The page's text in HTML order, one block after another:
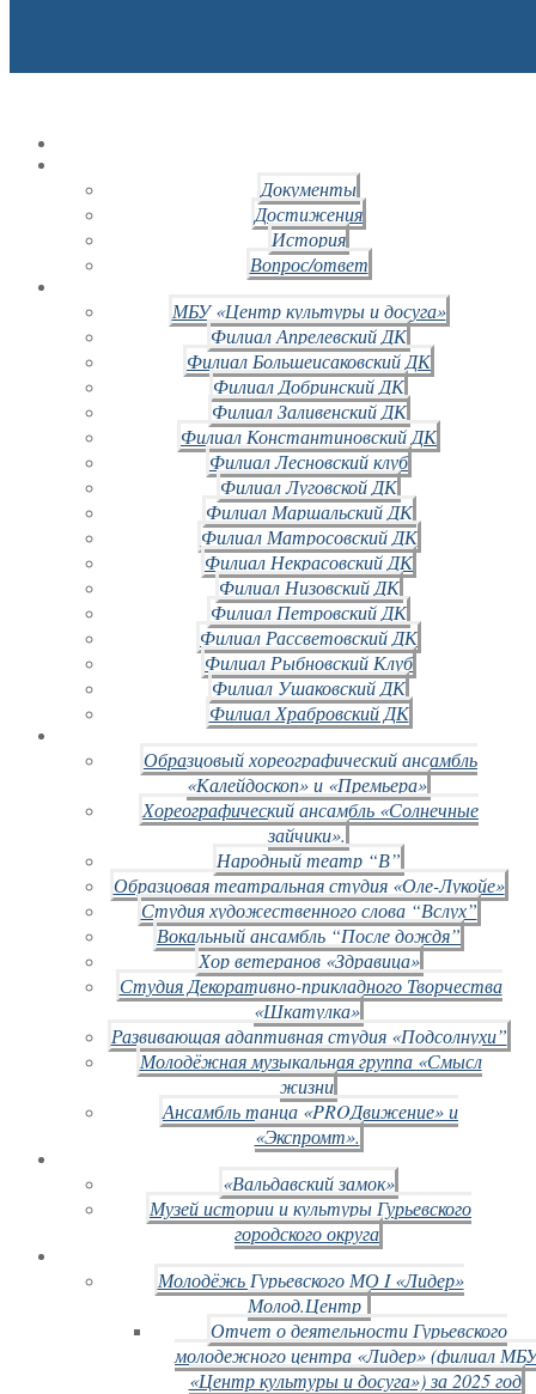
Документы
Достижения
История
Вопрос/ответ
МБУ «Центр культуры и досуга»
Филиал Апрелевский ДК
Филиал Большеисаковский ДК
Филиал Добринский ДК
Филиал Заливенский ДК
Филиал Константиновский ДК
Филиал Лесновский клуб
Филиал Луговской ДК
Филиал Маршальский ДК
Филиал Матросовский ДК
Филиал Некрасовский ДК
Филиал Низовский ДК
Филиал Петровский ДК
Филиал Рассветовский ДК
Филиал Рыбновский Клуб
Филиал Ушаковский ДК
Филиал Храбровский ДК
Образцовый хореографический ансамбль
«Калейдоскоп» и «Премьера»
Хореографический ансамбль «Солнечные
зайчики».
Народный театр “В”
Образцовая театральная студия «Оле-Лукойе»
Студия художественного слова “Вслух”
Вокальный ансамбль “После дождя”
Хор ветеранов «Здравица»
Студия Декоративно-прикладного Творчества
«Шкатулка»
Развивающая адаптивная студия «Подсолнухи”
Молодёжная музыкальная группа «Смысл
жизни
Ансамбль танца «PROДвижение» и
«Экспромт».
«Вальдавский замок»
Музей истории и культуры Гурьевского
городского округа
Молодёжь Гурьевского МО I «Лидер»
Молод.Центр
Отчет о деятельности Гурьевского
молодежного центра «Лидер» (филиал
«Центр культуры и досуга») за 2025 год